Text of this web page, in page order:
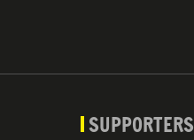
SUPPORTERS